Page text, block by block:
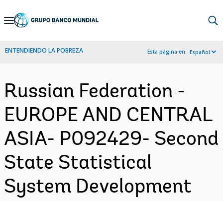
Skip
Navigation
ENTENDIENDO LA POBREZA Esta página en: Español
Russian Federation -
EUROPE AND CENTRAL
ASIA- P092429- Second
State Statistical
System Development